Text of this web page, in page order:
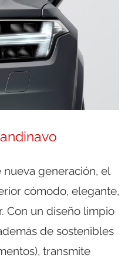
generación, el
cómodo, elegante,
Con un diseño limpio
de sostenibles
transmite